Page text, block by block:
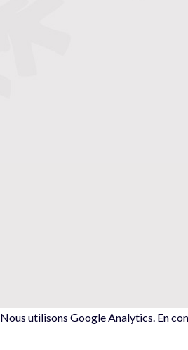
Nous utilisons Google Analytics. En